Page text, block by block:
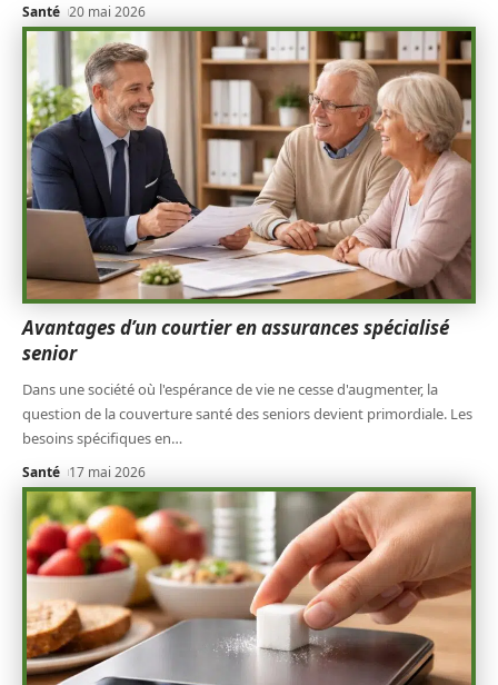
Santé 20 mai 2026
Avantages d’un courtier en assurances spécialisé
senior
Dans une société où l'espérance de vie ne cesse d'augmenter, la
question de la couverture santé des seniors devient primordiale. Les
besoins spécifiques en…
Santé 17 mai 2026